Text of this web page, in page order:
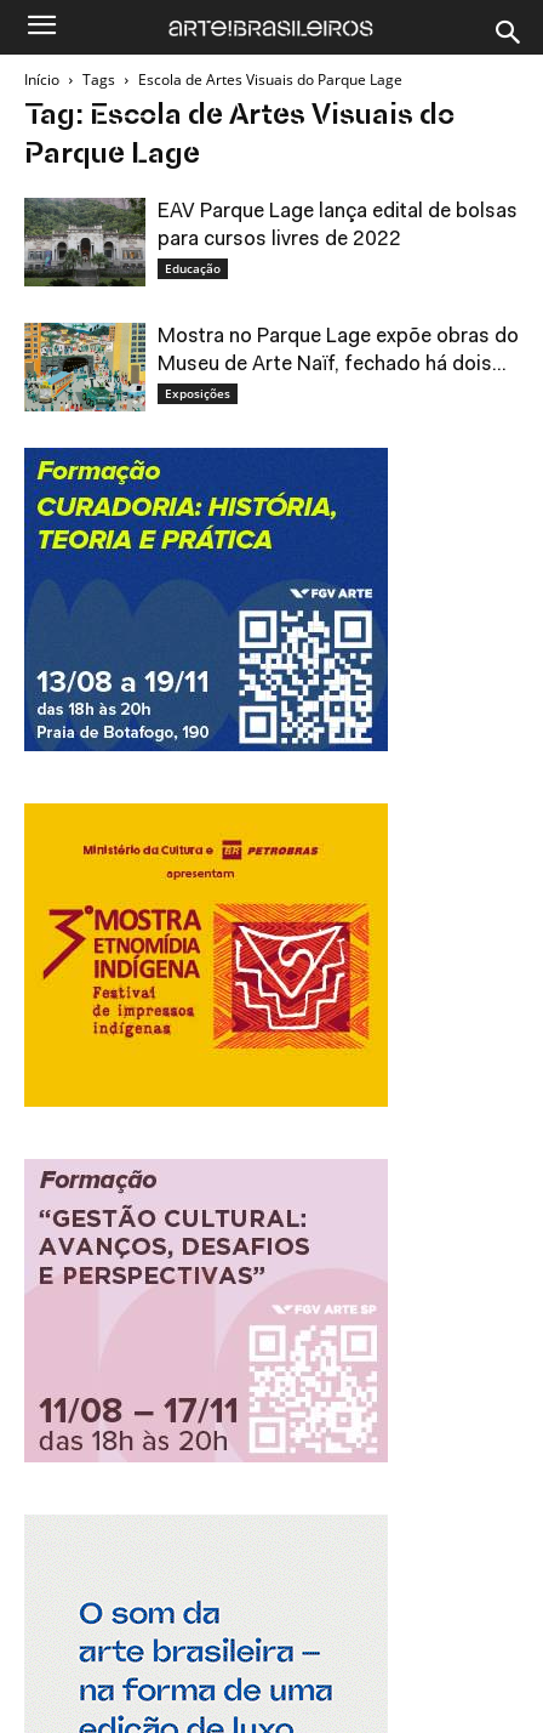
Início Tags Escola de Artes Visuais do Parque Lage
Tag: Escola de Artes Visuais do
Parque Lage
EAV Parque Lage lança edital de bolsas
para cursos livres de 2022
Educação
Mostra no Parque Lage expõe obras do
Museu de Arte Naïf, fechado há dois...
Exposições